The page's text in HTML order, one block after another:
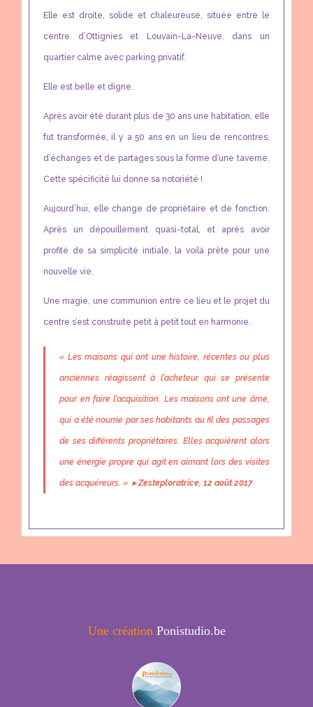
Elle est droite, solide et chaleureuse, située entre le
centre d’Ottignies et Louvain-La-Neuve. dans un
quartier calme avec parking privatif.
Elle est belle et digne.
Après avoir été durant plus de 30 ans une habitation, elle
fut transformée, il y a 50 ans en un lieu de rencontres,
d’échanges et de partages sous la forme d’une taverne.
Cette spécificité lui donne sa notoriété !
Aujourd’hui, elle change de propriétaire et de fonction.
Après un dépouillement quasi-total, et après avoir
profité de sa simplicité initiale, la voilà prête pour une
nouvelle vie.
Une magie, une communion entre ce lieu et le projet du
centre s’est construite petit à petit tout en harmonie.
« Les maisons qui ont une histoire, récentes ou plus
anciennes réagissent à l’acheteur qui se présente
pour en faire l’acquisition. Les maisons ont une âme,
qui a été nourrie par ses habitants au fil des passages
de ses différents propriétaires. Elles acquièrent alors
une énergie propre qui agit en aimant lors des visites
des acquéreurs. » ▸Zesteploratrice, 12 août 2017
Une création Ponistudio.be